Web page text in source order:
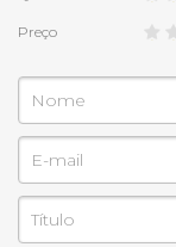
Preço